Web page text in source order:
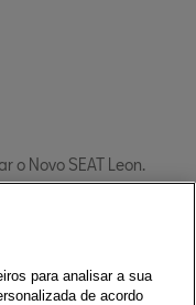
o Novo SEAT Leon.
para analisar a sua
de acordo